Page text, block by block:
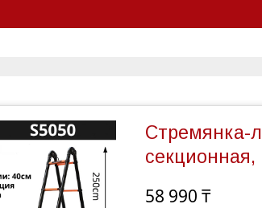
Стремянка-
секционная,
58 990 ₸